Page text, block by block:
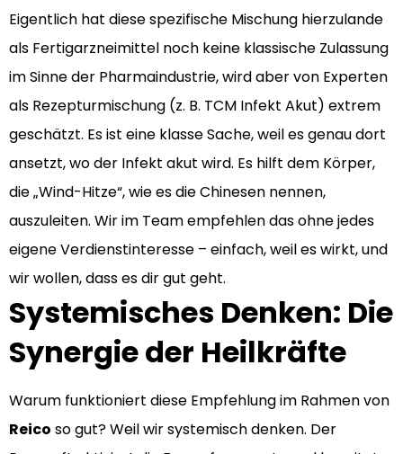
Eigentlich hat diese spezifische Mischung hierzulande
als Fertigarzneimittel noch keine klassische Zulassung
im Sinne der Pharmaindustrie, wird aber von Experten
als Rezepturmischung (z. B. TCM Infekt Akut) extrem
geschätzt. Es ist eine klasse Sache, weil es genau dort
ansetzt, wo der Infekt akut wird. Es hilft dem Körper,
die „Wind-Hitze“, wie es die Chinesen nennen,
auszuleiten. Wir im Team empfehlen das ohne jedes
eigene Verdienstinteresse – einfach, weil es wirkt, und
wir wollen, dass es dir gut geht.
Systemisches Denken: Die
Synergie der Heilkräfte
Warum funktioniert diese Empfehlung im Rahmen von
Reico so gut? Weil wir systemisch denken. Der